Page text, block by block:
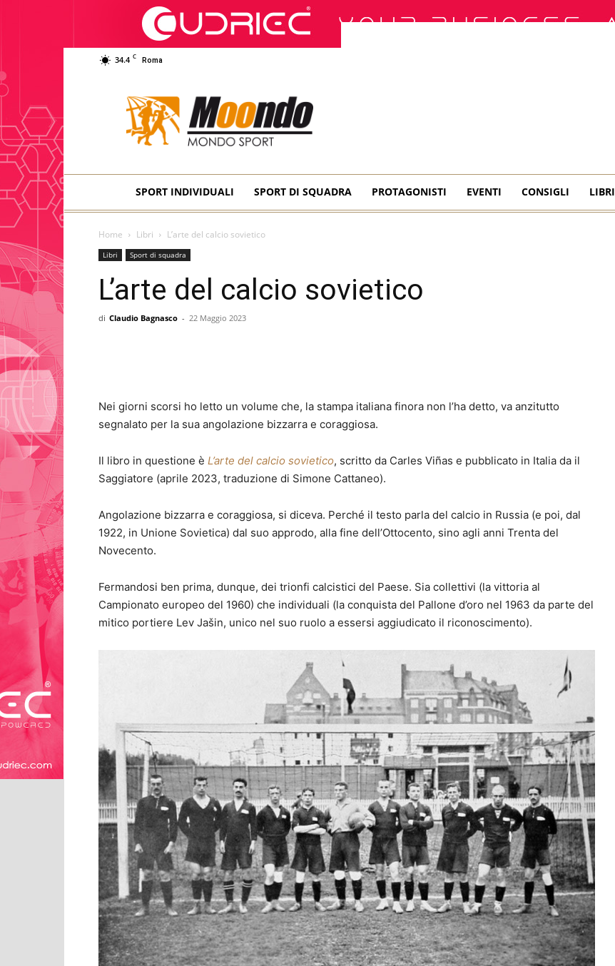
34.4 C Roma
Moondo
Sport
SPORT INDIVIDUALI SPORT DI SQUADRA PROTAGONISTI EVENTI CONSIGLI LIBRI
Home Libri L’arte del calcio sovietico
Libri Sport di squadra
L’arte del calcio sovietico
di Claudio Bagnasco - 22 Maggio 2023
Nei giorni scorsi ho letto un volume che, la stampa italiana finora non l’ha detto, va anzitutto
segnalato per la sua angolazione bizzarra e coraggiosa.
Il libro in questione è L’arte del calcio sovietico, scritto da Carles Viñas e pubblicato in Italia da il
Saggiatore (aprile 2023, traduzione di Simone Cattaneo).
Angolazione bizzarra e coraggiosa, si diceva. Perché il testo parla del calcio in Russia (e poi, dal
1922, in Unione Sovietica) dal suo approdo, alla fine dell’Ottocento, sino agli anni Trenta del
Novecento.
Fermandosi ben prima, dunque, dei trionfi calcistici del Paese. Sia collettivi (la vittoria al
Campionato europeo del 1960) che individuali (la conquista del Pallone d’oro nel 1963 da parte del
mitico portiere Lev Jašin, unico nel suo ruolo a essersi aggiudicato il riconoscimento).